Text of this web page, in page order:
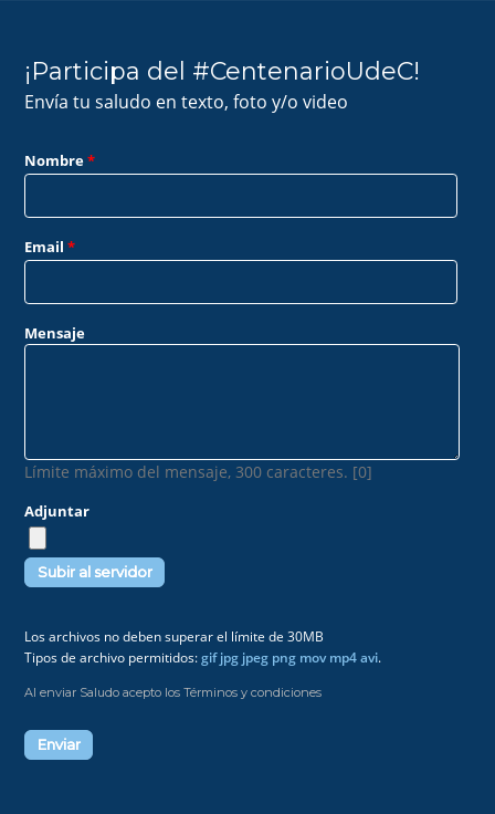
¡Participa del #CentenarioUdeC!
Envía tu saludo en texto, foto y/o video
Nombre*
Email*
Mensaje
Límite máximo del mensaje, 300 caracteres. [0]
Adjuntar
Los archivos no deben superar el límite de 30MB
Tipos de archivo permitidos:gif jpg jpeg png mov mp4 avi.
Al enviar Saludo acepto los Términos y condiciones